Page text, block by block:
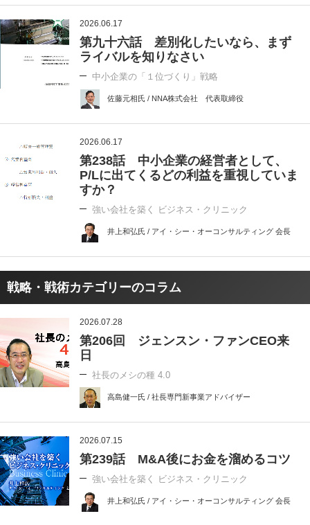
2026.06.17
第九十六話 差別化したいなら、まず
ライバルを知りなさい
中小企業の「１位づくり」戦略
佐藤元相氏 / NNA株式会社 代表取締役
2026.06.17
第238話 中小企業の経営者として、
P/Lに出てくるどの利益を重視していま
すか？
強い会社を築く ビジネス・クリニック
井上和弘氏 / アイ・シー・オーコンサルティング 会長
戦略・戦術カテゴリーのコラム
2026.07.28
第206回 ジェンスン・ファンCEO来
日
社長のメシの種 4.0
高島健一氏 / 社長専門新事業アドバイザー
2026.07.15
第239話 M&A後にお金を溜めるコツ
強い会社を築く ビジネス・クリニック
井上和弘氏 / アイ・シー・オーコンサルティング 会長